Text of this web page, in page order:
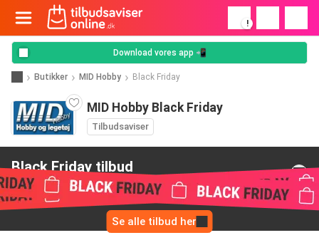
!
Download vores app 📲
Butikker MID Hobby Black Friday
MID Hobby Black Friday
Tilbudsaviser
Black Friday tilbud
from MID Hobby
Se alle tilbud her